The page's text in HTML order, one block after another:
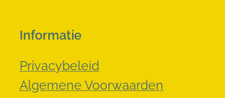
Informatie
Privacybeleid
Algemene Voorwaarden